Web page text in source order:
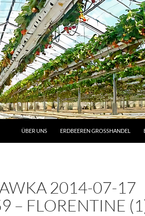
ÜBER UNS
ERDBEEREN GROSSHANDEL
2014-07-17
– FLORENTINE